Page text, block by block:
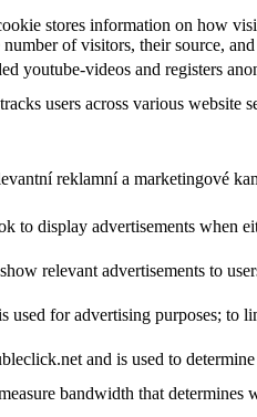
stores information on how
of visitors, their source,
youtube-videos and registers
users across various website
reklamní a marketingové
to display advertisements when
relevant advertisements to
for advertising purposes; to
and is used to
bandwidth that determines